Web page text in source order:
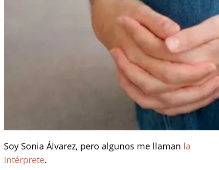
Soy Sonia Álvarez, pero algunos me llaman la
Intérprete.